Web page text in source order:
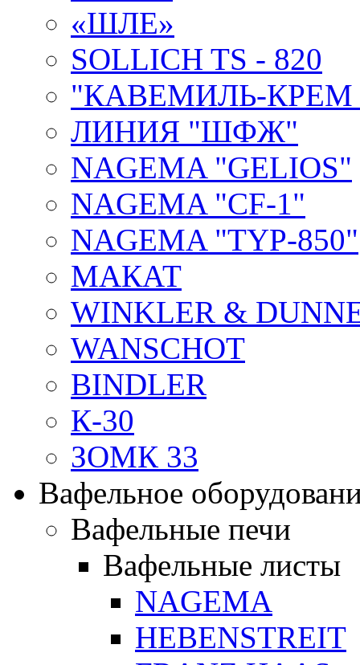
«ШЛЕ»
SOLLICH TS - 820
"КАВЕМИЛЬ-КРЕМ
ЛИНИЯ "ШФЖ"
NAGEMA "GELIOS"
NAGEMA "CF-1"
NAGEMA "TYP-850"
МАКАТ
WINKLER &
WANSCHOT
BINDLER
К-30
ЗОМК 33
Вафельное
Вафельные печи
Вафельные листы
NAGEMA
HEBENSTREIT